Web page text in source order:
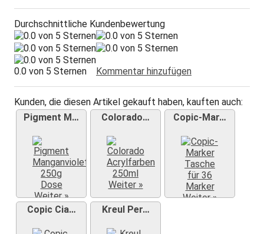
Durchschnittliche Kundenbewertung
0.0 von 5 Sternen Kommentar hinzufügen
Kunden, die diesen Artikel gekauft haben, kauften auch:
Pigment M…
Weiter »
Colorado…
Weiter »
Copic-Mar…
Weiter »
Copic Cia…
Kreul Per…